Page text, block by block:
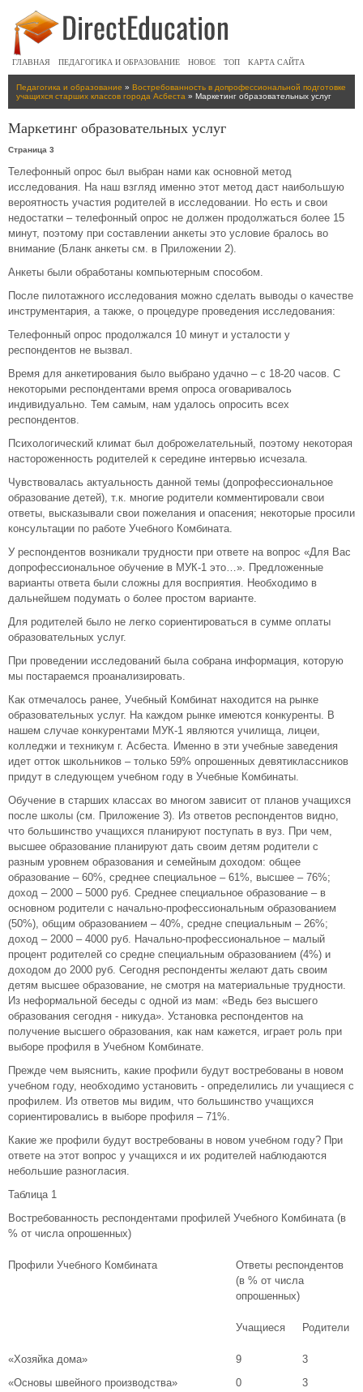
ГЛАВНАЯ ПЕДАГОГИКА И ОБРАЗОВАНИЕ НОВОЕ ТОП КАРТА САЙТА
Педагогика и образование » Востребованность в допрофессиональной подготовке
учащихся старших классов города Асбеста » Маркетинг образовательных услуг
Маркетинг образовательных услуг
Страница 3
Телефонный опрос был выбран нами как основной метод
исследования. На наш взгляд именно этот метод даст наибольшую
вероятность участия родителей в исследовании. Но есть и свои
недостатки – телефонный опрос не должен продолжаться более 15
минут, поэтому при составлении анкеты это условие бралось во
внимание (Бланк анкеты см. в Приложении 2).
Анкеты были обработаны компьютерным способом.
После пилотажного исследования можно сделать выводы о качестве
инструментария, а также, о процедуре проведения исследования:
Телефонный опрос продолжался 10 минут и усталости у
респондентов не вызвал.
Время для анкетирования было выбрано удачно – с 18-20 часов. С
некоторыми респондентами время опроса оговаривалось
индивидуально. Тем самым, нам удалось опросить всех
респондентов.
Психологический климат был доброжелательный, поэтому некоторая
настороженность родителей к середине интервью исчезала.
Чувствовалась актуальность данной темы (допрофессиональное
образование детей), т.к. многие родители комментировали свои
ответы, высказывали свои пожелания и опасения; некоторые просили
консультации по работе Учебного Комбината.
У респондентов возникали трудности при ответе на вопрос «Для Вас
допрофессиональное обучение в МУК-1 это…». Предложенные
варианты ответа были сложны для восприятия. Необходимо в
дальнейшем подумать о более простом варианте.
Для родителей было не легко сориентироваться в сумме оплаты
образовательных услуг.
При проведении исследований была собрана информация, которую
мы постараемся проанализировать.
Как отмечалось ранее, Учебный Комбинат находится на рынке
образовательных услуг. На каждом рынке имеются конкуренты. В
нашем случае конкурентами МУК-1 являются училища, лицеи,
колледжи и техникум г. Асбеста. Именно в эти учебные заведения
идет отток школьников – только 59% опрошенных девятиклассников
придут в следующем учебном году в Учебные Комбинаты.
Обучение в старших классах во многом зависит от планов учащихся
после школы (см. Приложение 3). Из ответов респондентов видно,
что большинство учащихся планируют поступать в вуз. При чем,
высшее образование планируют дать своим детям родители с
разным уровнем образования и семейным доходом: общее
образование – 60%, среднее специальное – 61%, высшее – 76%;
доход – 2000 – 5000 руб. Среднее специальное образование – в
основном родители с начально-профессиональным образованием
(50%), общим образованием – 40%, средне специальным – 26%;
доход – 2000 – 4000 руб. Начально-профессиональное – малый
процент родителей со средне специальным образованием (4%) и
доходом до 2000 руб. Сегодня респонденты желают дать своим
детям высшее образование, не смотря на материальные трудности.
Из неформальной беседы с одной из мам: «Ведь без высшего
образования сегодня - никуда». Установка респондентов на
получение высшего образования, как нам кажется, играет роль при
выборе профиля в Учебном Комбинате.
Прежде чем выяснить, какие профили будут востребованы в новом
учебном году, необходимо установить - определились ли учащиеся с
профилем. Из ответов мы видим, что большинство учащихся
сориентировались в выборе профиля – 71%.
Какие же профили будут востребованы в новом учебном году? При
ответе на этот вопрос у учащихся и их родителей наблюдаются
небольшие разногласия.
Таблица 1
Востребованность респондентами профилей Учебного Комбината (в
% от числа опрошенных)
Профили Учебного Комбината
Ответы респондентов
(в % от числа
опрошенных)
Учащиеся Родители
«Хозяйка дома»
«Основы швейного производства»
9
0
3
3